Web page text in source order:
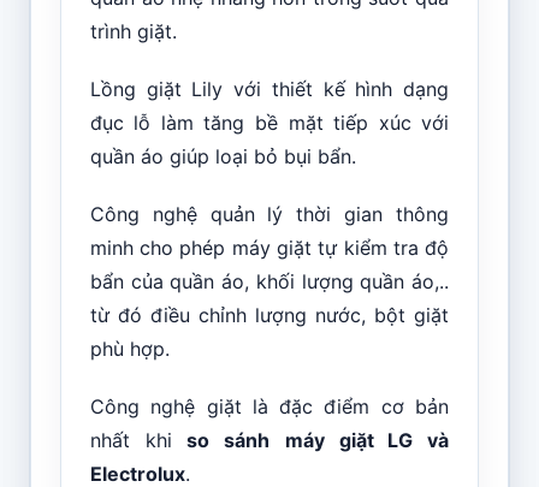
trình giặt.
Lồng giặt Lily với thiết kế hình dạng
đục lỗ làm tăng bề mặt tiếp xúc với
quần áo giúp loại bỏ bụi bẩn.
Công nghệ quản lý thời gian thông
minh cho phép máy giặt tự kiểm tra độ
bẩn của quần áo, khối lượng quần áo,..
từ đó điều chỉnh lượng nước, bột giặt
phù hợp.
Công nghệ giặt là đặc điểm cơ bản
nhất khiso sánh
máy giặt LG và
Electrolux.